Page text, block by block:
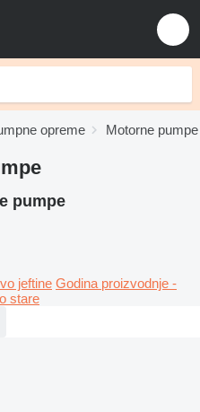
opreme Motorne pumpe
pumpe
jeftine Godina proizvodnje -
stare